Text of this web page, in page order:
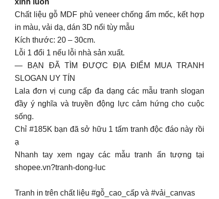
xinh luôn
Chất liệu gỗ MDF phủ veneer chống ẩm mốc, kết hợp
in màu, vải dạ, dán 3D nổi tùy mẫu
Kích thước: 20 – 30cm.
Lỗi 1 đổi 1 nếu lỗi nhà sản xuất.
— BẠN ĐÃ TÌM ĐƯỢC ĐỊA ĐIỂM MUA TRANH
SLOGAN UY TÍN
Lala đơn vị cung cấp đa dạng các mẫu tranh slogan
đầy ý nghĩa và truyền động lực cảm hứng cho cuộc
sống.
Chỉ #185K bạn đã sở hữu 1 tấm tranh độc đáo này rồi
ạ
Nhanh tay xem ngay các mẫu tranh ấn tượng tại
shopee.vn?tranh-dong-luc
Tranh in trên chất liệu #gỗ_cao_cấp và #vải_canvas